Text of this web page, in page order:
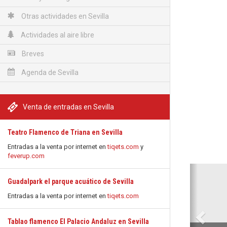
Otras actividades en Sevilla
Actividades al aire libre
Breves
Agenda de Sevilla
Venta de entradas en Sevilla
Teatro Flamenco de Triana en Sevilla
Entradas a la venta por internet entiqets.com y
feverup.com
Guadalpark el parque acuático de Sevilla
Entradas a la venta por internet entiqets.com
Tablao flamenco El Palacio Andaluz en Sevilla